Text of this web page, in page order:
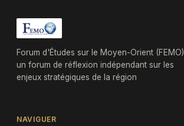
Forum d'Études sur le Moyen-Orient (FEMO),
un forum de réflexion indépendant sur les
enjeux stratégiques de la région
NAVIGUER